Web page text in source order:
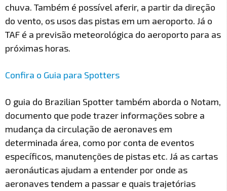
chuva. Também é possível aferir, a partir da direção
do vento, os usos das pistas em um aeroporto. Já o
TAF é a previsão meteorológica do aeroporto para as
próximas horas.
Confira o Guia para Spotters
O guia do Brazilian Spotter também aborda o Notam,
documento que pode trazer informações sobre a
mudança da circulação de aeronaves em
determinada área, como por conta de eventos
específicos, manutenções de pistas etc. Já as cartas
aeronáuticas ajudam a entender por onde as
aeronaves tendem a passar e quais trajetórias